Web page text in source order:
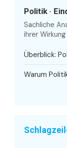
Politik ·
Sachliche
ihrer
Überblick:
Warum